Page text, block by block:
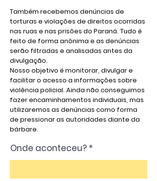
Também recebemos denúncias de
torturas e violações de direitos ocorridas
nas ruas e nas prisões do Paraná. Tudo é
feito de forma anônima e as denúncias
serão filtradas e analisadas antes da
divulgação.
Nosso objetivo é monitorar, divulgar e
facilitar o acesso a informações sobre
violência policial. Ainda não conseguimos
fazer encaminhamentos individuais, mas
utilizaremos as denúncias como forma
de pressionar as autoridades diante da
bárbare.
Onde aconteceu?